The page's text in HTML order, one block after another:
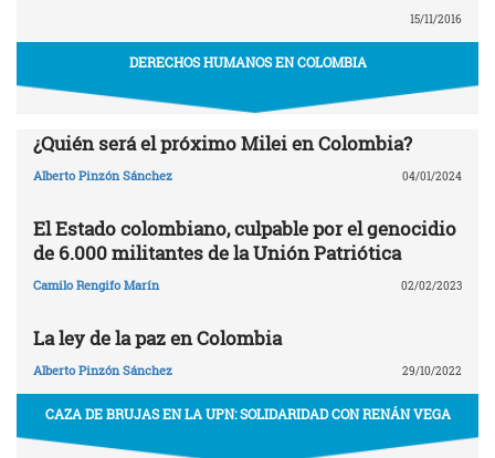
15/11/2016
DERECHOS HUMANOS EN COLOMBIA
¿Quién será el próximo Milei en Colombia?
Alberto Pinzón Sánchez 04/01/2024
El Estado colombiano, culpable por el genocidio
de 6.000 militantes de la Unión Patriótica
Camilo Rengifo Marín 02/02/2023
La ley de la paz en Colombia
Alberto Pinzón Sánchez 29/10/2022
CAZA DE BRUJAS EN LA UPN: SOLIDARIDAD CON RENÁN VEGA